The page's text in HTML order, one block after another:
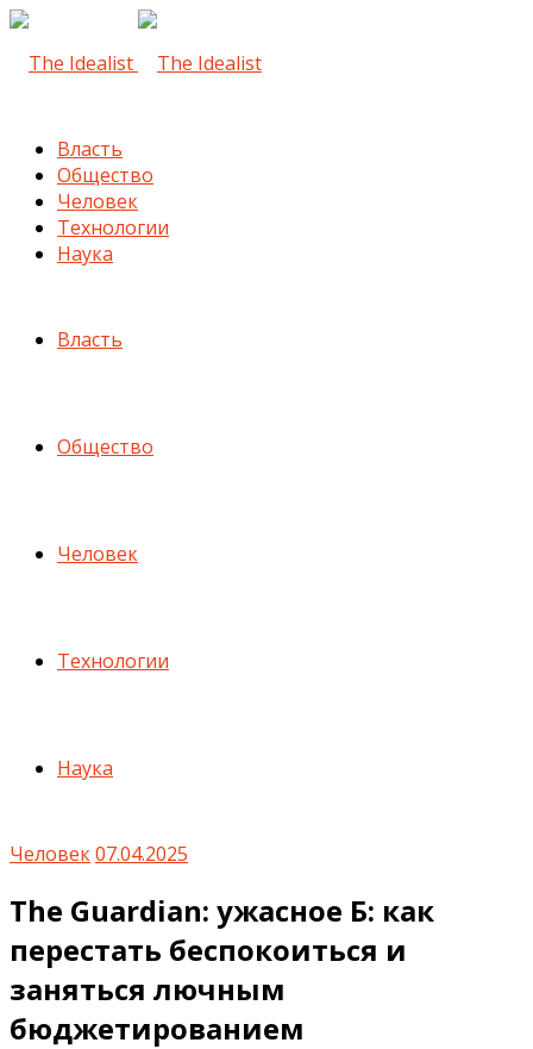
Власть
Общество
Человек
Технологии
Наука
Власть
Общество
Человек
Технологии
Наука
Человек07.04.2025
The Guardian: ужасное Б: как
перестать беспокоиться и
заняться лючным
бюджетированием